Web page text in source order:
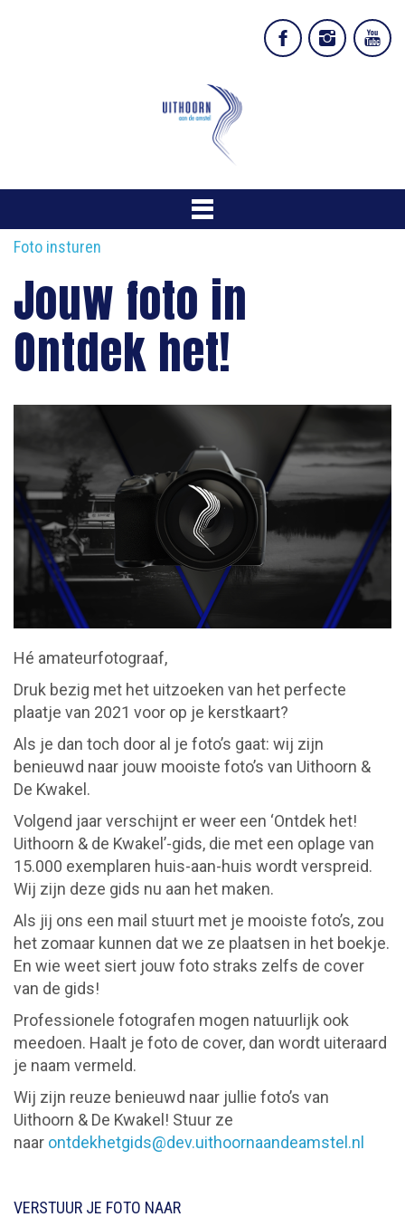
Foto insturen
Jouw foto in
Ontdek het!
Hé amateurfotograaf,
Druk bezig met het uitzoeken van het perfecte
plaatje van 2021 voor op je kerstkaart?
Als je dan toch door al je foto’s gaat: wij zijn
benieuwd naar jouw mooiste foto’s van Uithoorn &
De Kwakel.
Volgend jaar verschijnt er weer een ‘Ontdek het!
Uithoorn & de Kwakel’-gids, die met een oplage van
15.000 exemplaren huis-aan-huis wordt verspreid.
Wij zijn deze gids nu aan het maken.
Als jij ons een mail stuurt met je mooiste foto’s, zou
het zomaar kunnen dat we ze plaatsen in het boekje.
En wie weet siert jouw foto straks zelfs de cover
van de gids!
Professionele fotografen mogen natuurlijk ook
meedoen. Haalt je foto de cover, dan wordt uiteraard
je naam vermeld.
Wij zijn reuze benieuwd naar jullie foto’s van
Uithoorn & De Kwakel! Stuur ze
naar ontdekhetgids@dev.uithoornaandeamstel.nl
VERSTUUR JE FOTO NAAR